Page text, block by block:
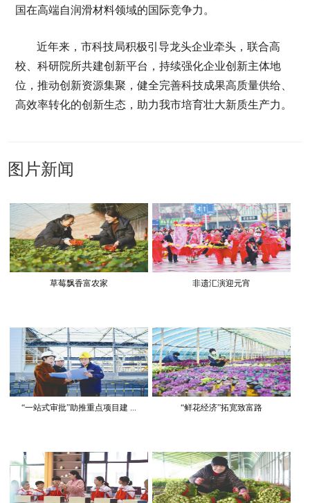
国在高端自润滑材料领域的国际竞争力。
近年来，市科技局积极引导龙头企业牵头，联合高
校、科研院所共建创新平台，持续强化企业创新主体地
位，推动创新资源集聚，健全完善科技成果高质量供给、
高效率转化的创新生态，助力我市培育壮大新质生产力。
图片新闻
草莓飘香富农家 非遗汇演迎元宵
“一站式审批”助推重点项目建 ... “鲜花经济”拓宽致富路